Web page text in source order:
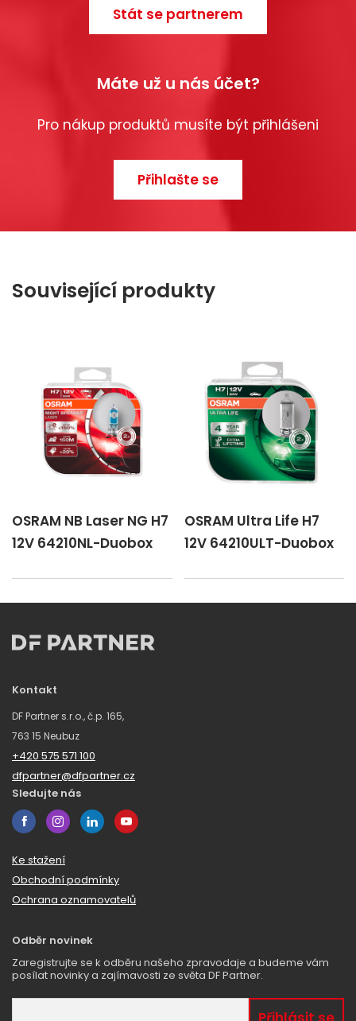
Stát se partnerem
Máte už u nás účet?
Pro nákup produktů musíte být přihlášeni
Přihlašte se
Související produkty
OSRAM NB Laser NG H7
12V 64210NL-Duobox
OSRAM Ultra Life H7
12V 64210ULT-Duobox
Kontakt
DF Partner s.r.o., č.p. 165,
763 15 Neubuz
+420 575 571 100
dfpartner@dfpartner.cz
Sledujte nás
Ke stažení
Obchodní podmínky
Ochrana oznamovatelů
Odběr novinek
Zaregistrujte se k odběru našeho zpravodaje a budeme vám
posílat novinky a zajímavosti ze světa DF Partner.